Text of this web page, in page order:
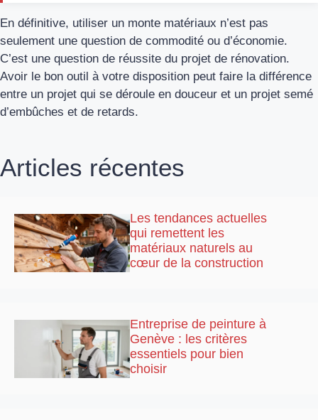
En définitive, utiliser un monte matériaux n’est pas
seulement une question de commodité ou d’économie.
C’est une question de réussite du projet de rénovation.
Avoir le bon outil à votre disposition peut faire la différence
entre un projet qui se déroule en douceur et un projet semé
d’embûches et de retards.
Articles récentes
Les tendances actuelles
qui remettent les
matériaux naturels au
cœur de la construction
Entreprise de peinture à
Genève : les critères
essentiels pour bien
choisir